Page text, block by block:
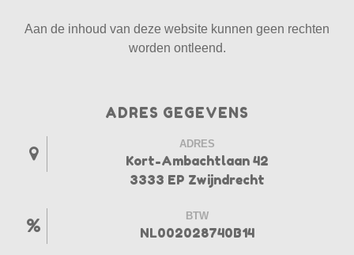
Aan de inhoud van deze website kunnen geen rechten
worden ontleend.
ADRES GEGEVENS
ADRES
Kort-Ambachtlaan 42
3333 EP Zwijndrecht
BTW
NL002028740B14